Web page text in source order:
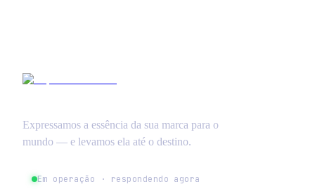
Expressamos a essência da sua marca para o
mundo — e levamos ela até o destino.
Em operação · respondendo agora